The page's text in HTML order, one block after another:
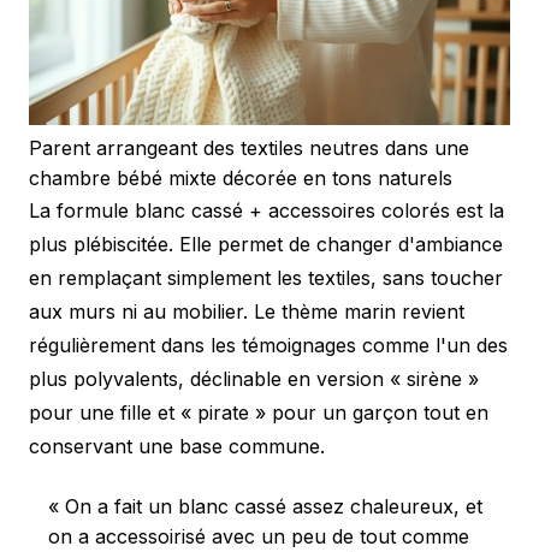
Parent arrangeant des textiles neutres dans une
chambre bébé mixte décorée en tons naturels
La formule blanc cassé + accessoires colorés est la
plus plébiscitée. Elle permet de changer d'ambiance
en remplaçant simplement les textiles, sans toucher
aux murs ni au mobilier. Le thème marin revient
régulièrement dans les témoignages comme l'un des
plus polyvalents, déclinable en version « sirène »
pour une fille et « pirate » pour un garçon tout en
conservant une base commune.
« On a fait un blanc cassé assez chaleureux, et
on a accessoirisé avec un peu de tout comme